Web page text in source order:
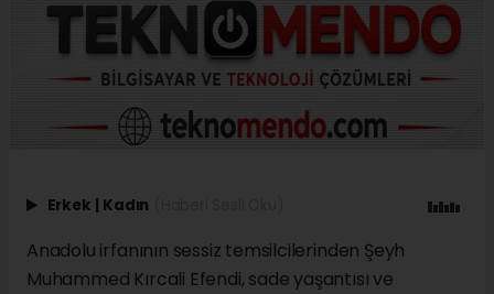
Erkek | Kadın
Anadolu irfanının sessiz temsilcilerinden Şeyh
Muhammed Kırcali Efendi, sade yaşantısı ve